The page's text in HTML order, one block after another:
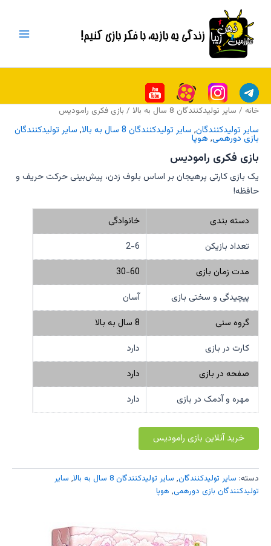
محتوا
Menu
خانه / سایر تولیدکنندگان 8 سال به بالا / بازی فکری رامودیس
سایر تولیدکنندگان, سایر تولیدکنندگان 8 سال به بالا , سایر تولیدکنندگان
بازی دورهمی, هوپا
بازی فکری رامودیس
یک بازی کارتی پرهیجان بر اساس بلوف زدن، پیش‌بینی حرکت حریف و
حافظه!
دسته بندی
خانوادگی
تعداد بازیکن
2-6
مدت زمان بازی
30-60
پیچیدگی و سختی بازی
آسان
گروه سنی
8 سال به بالا
کارت در بازی
دارد
صفحه در بازی
دارد
مهره و آدمک در بازی
دارد
خرید آنلاین بازی رامودیس
دسته: سایر تولیدکنندگان, سایر تولیدکنندگان 8 سال به بالا , سایر
تولیدکنندگان بازی دورهمی, هوپا